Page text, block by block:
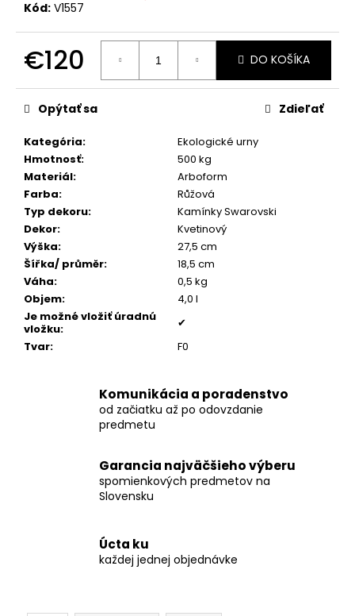
Kód: V1557
€120
cena:
DO KOŠÍKA
Kategória:
Ekologické urny
Hmotnosť:
500 kg
Materiál:
Arboform
Farba:
Růžová
Typ dekoru:
Kamínky Swarovski
Dekor:
Kvetinový
Výška:
27,5 cm
Šířka/ průměr:
18,5 cm
Váha:
0,5 kg
Objem:
4,0 l
Je možné vložiť úradnú
vložku:
✔
Tvar: F0
Opýtať sa Zdieľať
Komunikácia a poradenstvo
od začiatku až po odovzdanie
predmetu
Garancia najväčšieho výberu
spomienkových predmetov na
Slovensku
Úcta ku
každej jednej objednávke
o
č
a
e
PÁNSKY
COGNAC
NÁRAMOK,
BRÚSENÁ
KOŽA
€160